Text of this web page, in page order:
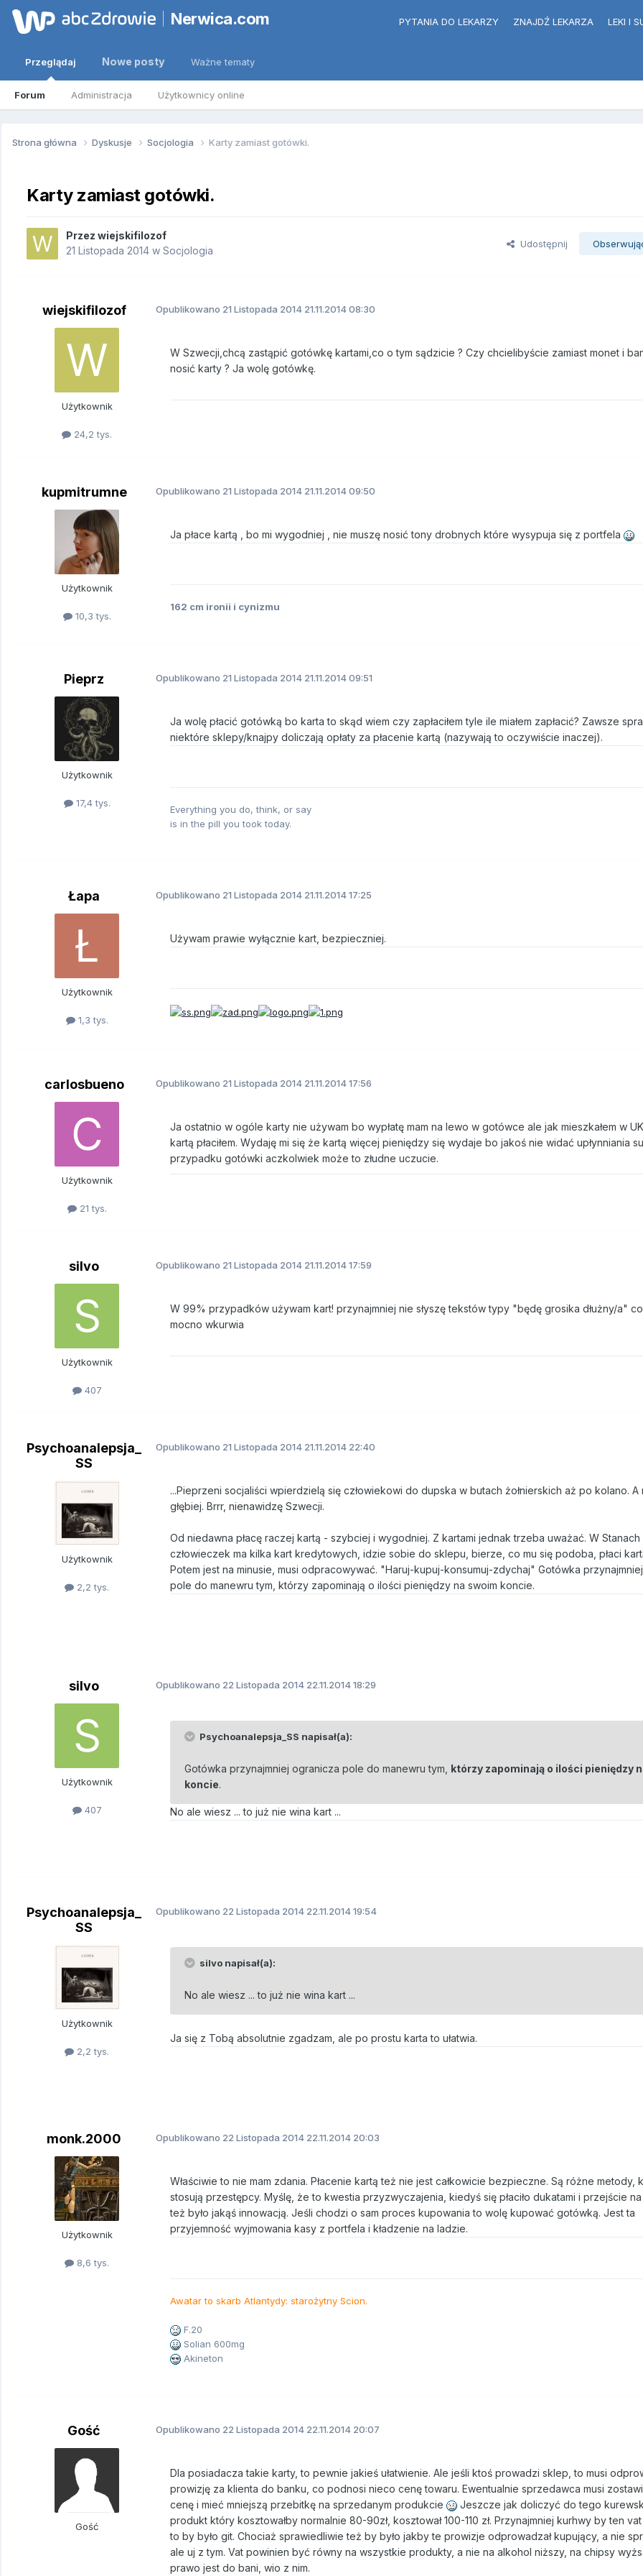
Nerwica.com PYTANIA DO LEKARZY ZNAJDŹ LEKARZA LEKI I
Przeglądaj
Forum Administracja Użytkownicy online
Nowe posty Ważne tematy
Strona główna Dyskusje Socjologia Karty zamiast gotówki.
Karty zamiast gotówki.
Przez wiejskifilozof
21 Listopada 2014 w Socjologia
Udostępnij
wiejskifilozof
Użytkownik
24,2 tys.
Opublikowano 21 Listopada 2014 21.11.2014 08:30
W Szwecji,chcą zastąpić gotówkę kartami,co o tym sądzicie ? Czy chcielibyście zamiast monet i
nosić karty ? Ja wolę gotówkę.
kupmitrumne
Użytkownik
10,3 tys.
Opublikowano 21 Listopada 2014 21.11.2014 09:50
Ja płace kartą , bo mi wygodniej , nie muszę nosić tony drobnych które wysypuja się z portfela
162 cm ironii i cynizmu
Pieprz
Użytkownik
17,4 tys.
Opublikowano 21 Listopada 2014 21.11.2014 09:51
Ja wolę płacić gotówką bo karta to skąd wiem czy zapłaciłem tyle ile miałem zapłacić? Zawsze
niektóre sklepy/knajpy doliczają opłaty za płacenie kartą (nazywają to oczywiście inaczej).
Everything you do, think, or say
is in the pill you took today.
Łapa
Użytkownik
1,3 tys.
Opublikowano 21 Listopada 2014 21.11.2014 17:25
Używam prawie wyłącznie kart, bezpieczniej.
carlosbueno
Użytkownik
21 tys.
Opublikowano 21 Listopada 2014 21.11.2014 17:56
Ja ostatnio w ogóle karty nie używam bo wypłatę mam na lewo w gotówce ale jak mieszkałem w
kartą płaciłem. Wydaję mi się że kartą więcej pieniędzy się wydaje bo jakoś nie widać upłynniania
przypadku gotówki aczkolwiek może to złudne uczucie.
silvo
Użytkownik
407
Opublikowano 21 Listopada 2014 21.11.2014 17:59
W 99% przypadków używam kart! przynajmniej nie słyszę tekstów typy "będę grosika dłużny/a"
mocno wkurwia
Psychoanalepsja_
SS
Użytkownik
2,2 tys.
Opublikowano 21 Listopada 2014 21.11.2014 22:40
...Pieprzeni socjaliści wpierdzielą się człowiekowi do dupska w butach żołnierskich aż po kolano. A
głębiej. Brrr, nienawidzę Szwecji.
Od niedawna płacę raczej kartą - szybciej i wygodniej. Z kartami jednak trzeba uważać. W Stanach
człowieczek ma kilka kart kredytowych, idzie sobie do sklepu, bierze, co mu się podoba, płaci
Potem jest na minusie, musi odpracowywać. "Haruj-kupuj-konsumuj-zdychaj" Gotówka
pole do manewru tym, którzy zapominają o ilości pieniędzy na swoim koncie.
silvo
Użytkownik
407
Opublikowano 22 Listopada 2014 22.11.2014 18:29
Psychoanalepsja_SS napisał(a):
Gotówka przynajmniej ogranicza pole do manewru tym, którzy zapominają o ilości pieniędzy
koncie.
No ale wiesz ... to już nie wina kart ...
Psychoanalepsja_
SS
Użytkownik
2,2 tys.
Opublikowano 22 Listopada 2014 22.11.2014 19:54
silvo napisał(a):
No ale wiesz ... to już nie wina kart ...
Ja się z Tobą absolutnie zgadzam, ale po prostu karta to ułatwia.
monk.2000
Użytkownik
8,6 tys.
Opublikowano 22 Listopada 2014 22.11.2014 20:03
Właściwie to nie mam zdania. Płacenie kartą też nie jest całkowicie bezpieczne. Są różne metody,
stosują przestępcy. Myślę, że to kwestia przyzwyczajenia, kiedyś się płaciło dukatami i przejście
też było jakąś innowacją. Jeśli chodzi o sam proces kupowania to wolę kupować gotówką. Jest ta
przyjemność wyjmowania kasy z portfela i kładzenie na ladzie.
Awatar to skarb Atlantydy: starożytny Scion.
F.20
Solian 600mg
Akineton
Gość
Gość
Opublikowano 22 Listopada 2014 22.11.2014 20:07
Dla posiadacza takie karty, to pewnie jakieś ułatwienie. Ale jeśli ktoś prowadzi sklep, to musi
prowizję za klienta do banku, co podnosi nieco cenę towaru. Ewentualnie sprzedawca musi
cenę i mieć mniejszą przebitkę na sprzedanym produkcie
Jeszcze jak doliczyć do tego
produkt który kosztowałby normalnie 80-90zł, kosztował 100-110 zł. Przynajmniej kurhwy by ten vat
to by było git. Chociaż sprawiedliwie też by było jakby te prowizje odprowadzał kupujący, a nie
ale uj z tym. Vat powinien być równy na wszystkie produkty, a nie na alkohol niższy, na chipsy
prawo jest do bani, wio z nim.